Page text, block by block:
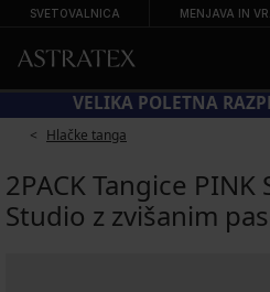
SVETOVALNICA MENJAVA IN
VELIKA POLETNA
Hlačke tanga
2PACK Tangice PINK
Studio z zvišanim